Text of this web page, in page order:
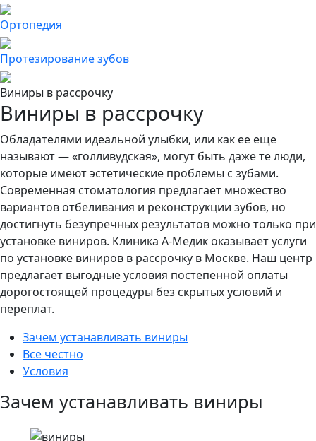
Ортопедия
Протезирование зубов
Виниры в рассрочку
Виниры в рассрочку
Обладателями идеальной улыбки, или как ее еще
называют — «голливудская», могут быть даже те люди,
которые имеют эстетические проблемы с зубами.
Современная стоматология предлагает множество
вариантов отбеливания и реконструкции зубов, но
достигнуть безупречных результатов можно только при
установке виниров. Клиника А-Медик оказывает услуги
по установке виниров в рассрочку в Москве. Наш центр
предлагает выгодные условия постепенной оплаты
дорогостоящей процедуры без скрытых условий и
переплат.
Зачем устанавливать виниры
Все честно
Условия
Зачем устанавливать виниры